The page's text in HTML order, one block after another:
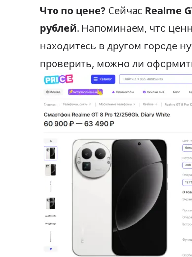
Что по цене? Сейчас Realme
рублей. Напоминаем, что
находитесь в другом городе
проверить, можно ли